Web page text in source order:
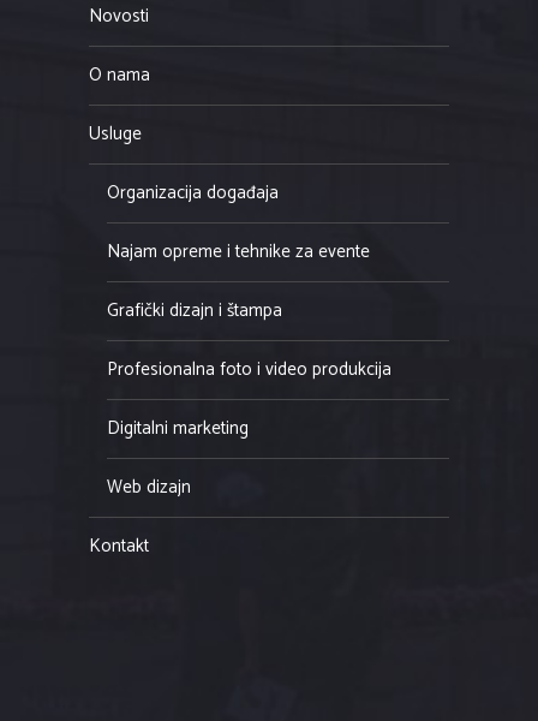
Novosti
O nama
Usluge
Organizacija događaja
Najam opreme i tehnike za evente
Grafički dizajn i štampa
Profesionalna foto i video produkcija
Digitalni marketing
Web dizajn
Kontakt